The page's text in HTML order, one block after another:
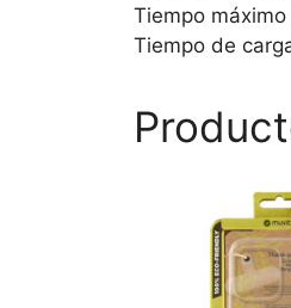
Tiempo
Tiempo de